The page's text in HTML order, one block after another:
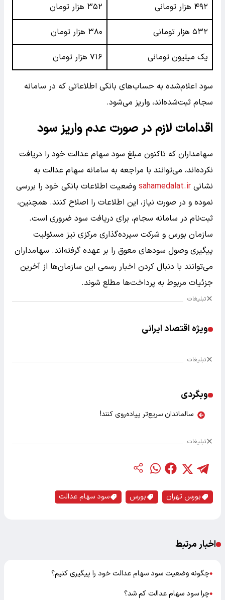
۴۹۲ هزار تومانی ۳۵۲ هزار تومان
۵۳۲ هزار تومانی ۳۸۰ هزار تومان
یک میلیون تومانی ۷۱۶ هزار تومان
سود اعلام‌شده به حساب‌های بانکی اطلاعاتی که در سامانه
سجام ثبت‌شده‌اند، واریز می‌شود.
اقدامات لازم در صورت عدم واریز سود
سهامداران که تاکنون مبلغ سود سهام عدالت خود را دریافت
نکرده‌اند، می‌توانند با مراجعه به سامانه سهام عدالت به
نشانی sahamedalat.ir وضعیت اطلاعات بانکی خود را بررسی
نموده و در صورت نیاز، این اطلاعات را اصلاح کنند. همچنین،
ثبت‌نام در سامانه سجام، برای دریافت سود ضروری است.
سازمان بورس و شرکت سپرده‌گذاری مرکزی نیز مسئولیت
پیگیری وصول سودهای معوق را بر عهده گرفته‌اند. سهامداران
می‌توانند با دنبال کردن اخبار رسمی این سازمان‌ها از آخرین
جزئیات مربوط به پرداخت‌ها مطلع شوند.
تبلیغات
ویژه اقتصاد ایرانی
تبلیغات
وبگردی
سالماندان سریع‌تر پیاده‌روی کنند!
تبلیغات
بورس تهران بورس سود سهام عدالت
اخبار مرتبط
●چگونه وضعیت سود سهام عدالت خود را پیگیری کنیم؟
●چرا سود سهام عدالت‌ کم شد؟